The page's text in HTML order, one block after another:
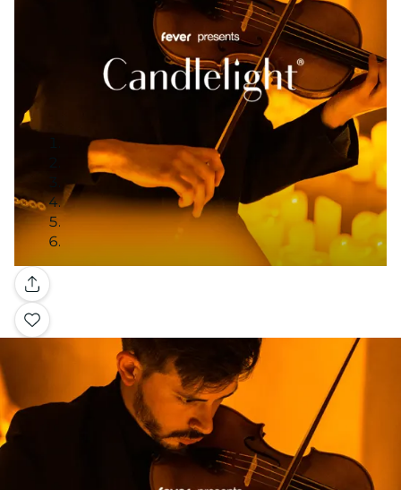
Galleria